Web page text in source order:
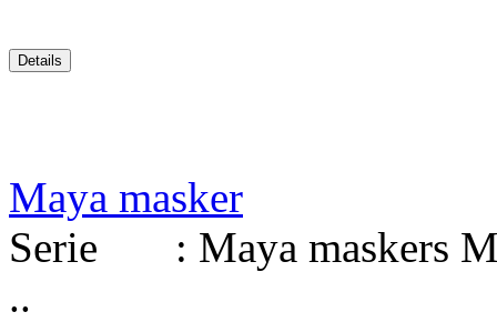
Maya masker
Serie : Maya maskers
..